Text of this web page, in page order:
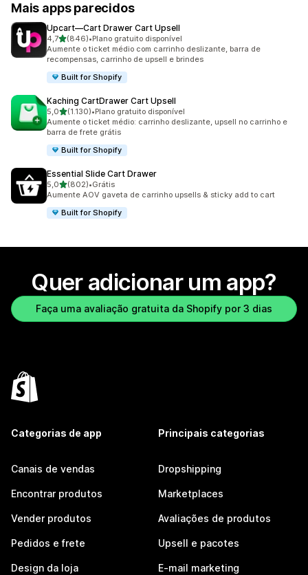
Mais apps parecidos
Upcart—Cart Drawer Cart Upsell
4,7de 5 estrelas
(846)
846 avaliações ao todo
•Plano gratuito disponível
Aumente o ticket médio com carrinho deslizante, barra de
recompensas, carrinho de upsell e brindes
Built for Shopify
Kaching CartDrawer Cart Upsell
5,0de 5 estrelas
(1.130)
1130 avaliações ao todo
•Plano gratuito disponível
Aumente o ticket médio: carrinho deslizante, upsell no carrinho e
barra de frete grátis
Built for Shopify
Essential Slide Cart Drawer
5,0de 5 estrelas
(802)
802 avaliações ao todo
•Grátis
Aumente AOV gaveta de carrinho upsells & sticky add to cart
Built for Shopify
Quer adicionar um app?
Faça uma avaliação gratuita da Shopify por 3 dias
Categorias de app
Canais de vendas
Encontrar produtos
Vender produtos
Pedidos e frete
Design da loja
Principais categorias
Dropshipping
Marketplaces
Avaliações de produtos
Upsell e pacotes
E-mail marketing